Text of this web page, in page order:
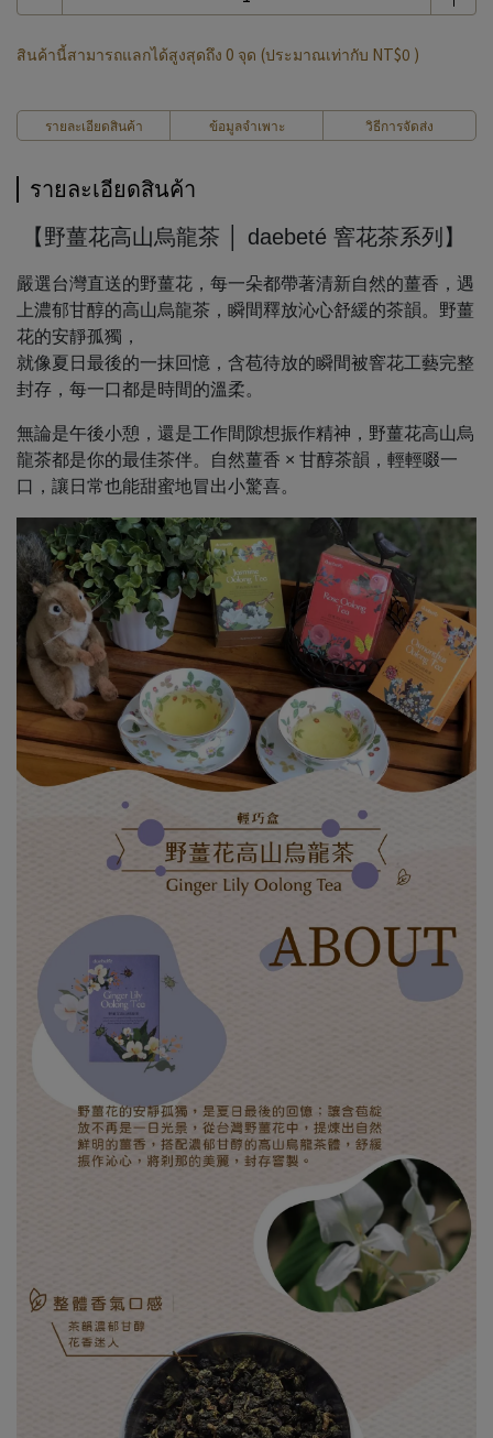
สินค้านี้สามารถแลกได้สูงสุดถึง 0 จุด (ประมาณเท่ากับ NT$0 )
รายละเอียดสินค้า ข้อมูลจำเพาะ วิธีการจัดส่ง
รายละเอียดสินค้า
【野薑花高山烏龍茶 │ daebeté 窨花茶系列】
嚴選台灣直送的野薑花，每一朵都帶著清新自然的薑香，遇
上濃郁甘醇的高山烏龍茶，瞬間釋放沁心舒緩的茶韻。野薑
花的安靜孤獨，
就像夏日最後的一抹回憶，含苞待放的瞬間被窨花工藝完整
封存，每一口都是時間的溫柔。
無論是午後小憩，還是工作間隙想振作精神，野薑花高山烏
龍茶都是你的最佳茶伴。自然薑香 × 甘醇茶韻，輕輕啜一
口，讓日常也能甜蜜地冒出小驚喜。